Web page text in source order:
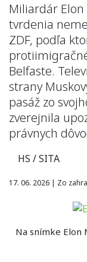
Miliardár
tvrdenia
ZDF, podľa
Belfaste.
strany
pasáž zo
zverejnila
právnych
HS / SITA
17. 06. 2026 | Zo
Na snímke Elon